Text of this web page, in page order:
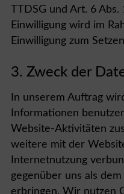
TTDSG und Art. 6
Einwilligung wird im
Einwilligung zum
3. Zweck der
In unserem Auftrag
Informationen
Website-Aktivitäten
weitere mit der
Internetnutzung
gegenüber uns als
erbringen. Wir nutzen